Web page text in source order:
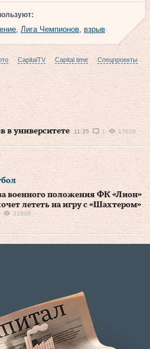
, Лига Чемпионов, взрыв
CapitalTV Capital time
Спецпроекты
в университете
11:35 1 17639
военного положения ФК «Лион»
лететь на игру с «Шахтером»
31888